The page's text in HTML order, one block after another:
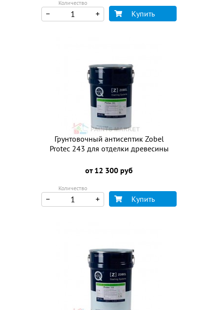
Количество
Купить
Грунтовочный антисептик Zobel
Protec 243 для отделки древесины
от 12 300 руб
Количество
Купить